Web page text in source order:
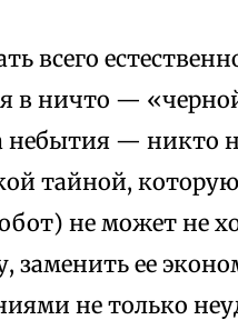
всего
в ничто —
небытия — никто
тайной,
не может не
заменить ее
не только